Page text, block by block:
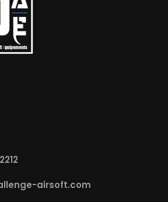
airsoft.com